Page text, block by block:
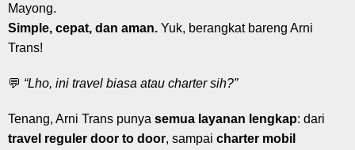
Mayong.
Simple, cepat, dan aman. Yuk, berangkat bareng Arni
Trans!
💬 “Lho, ini travel biasa atau charter sih?”
Tenang, Arni Trans punya semua layanan lengkap: dari
travel reguler door to door, sampai charter mobil